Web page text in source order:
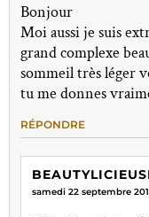
Bonjour
Moi aussi je suis
grand complexe
sommeil très léger
tu me donnes
RÉPONDRE
samedi 22 septembre